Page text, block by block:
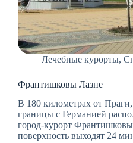
Лечебные курорты,
Франтишковы Лазне
В 180 километрах от Праги,
границы с Германией
город-курорт Франтишковы
поверхность выходят 24